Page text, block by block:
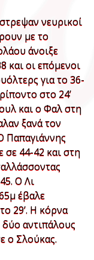
νευρικοί
με το
άνοιξε
και οι επόμενοι
για το 36-
στο 24’
και ο Φαλ στη
ξανά τον
Παπαγιάννης
σε 44-42 και στη
Ο Λι
έβαλε
29’. Η κόρνα
αντιπάλους
ο Σλούκας.